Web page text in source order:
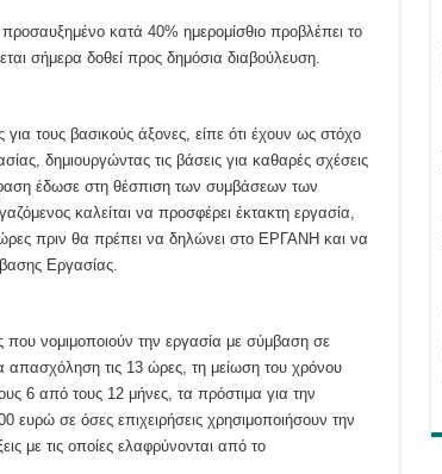
κατά 40% ημερομίσθιο προβλέπει το
σήμερα δοθεί προς δημόσια διαβούλευση.
τους βασικούς άξονες, είπε ότι έχουν ως στόχο
δημιουργώντας τις βάσεις για καθαρές σχέσεις
έδωσε στη θέσπιση των συμβάσεων των
καλείται να προσφέρει έκτακτη εργασία,
πριν θα πρέπει να δηλώνει στο ΕΡΓΑΝΗ και να
Εργασίας.
νομιμοποιούν την εργασία με σύμβαση σε
απασχόληση τις 13 ώρες, τη μείωση του χρόνου
6 από τους 12 μήνες, τα πρόστιμα για την
σε όσες επιχειρήσεις χρησιμοποιήσουν την
με τις οποίες ελαφρύνονται από το